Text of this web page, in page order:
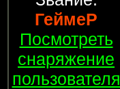
ГеймеР
Посмотреть
снаряжение
пользователя